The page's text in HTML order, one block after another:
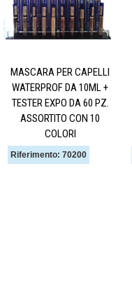
MASCARA PER CAPELLI
WATERPROF DA 10ML +
TESTER EXPO DA 60 PZ.
ASSORTITO CON 10
COLORI
Riferimento: 70200